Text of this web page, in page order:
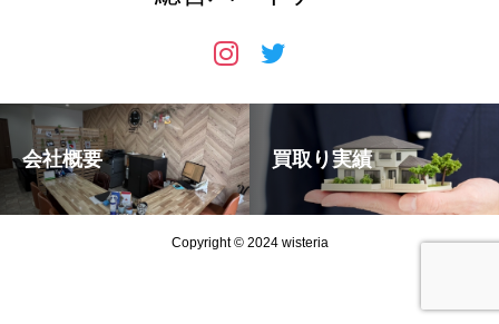
会社概要 買取り実績
Copyright © 2024 wisteria